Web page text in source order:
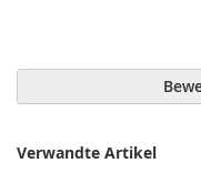
Verwandte Artikel